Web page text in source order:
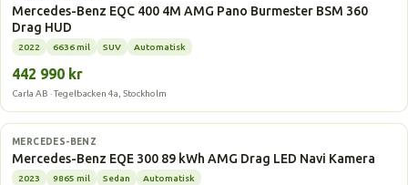
Mercedes-Benz EQC 400 4M AMG Pano Burmester BSM 360
Drag HUD
2022 6636 mil SUV Automatisk
442 990 kr
Carla AB · Tegelbacken 4a, Stockholm
Elbil
MERCEDES-BENZ
Mercedes-Benz EQE 300 89 kWh AMG Drag LED Navi Kamera
2023 9865 mil Sedan Automatisk